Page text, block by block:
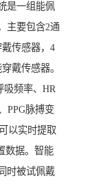
是一组能佩
主要包含2通
传感器，4
戴传感器。
吸频率、HR
PPG脉搏变
以实时提取
数据。智能
时被试佩戴